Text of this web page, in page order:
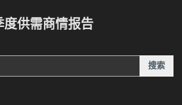
度供需商情报告